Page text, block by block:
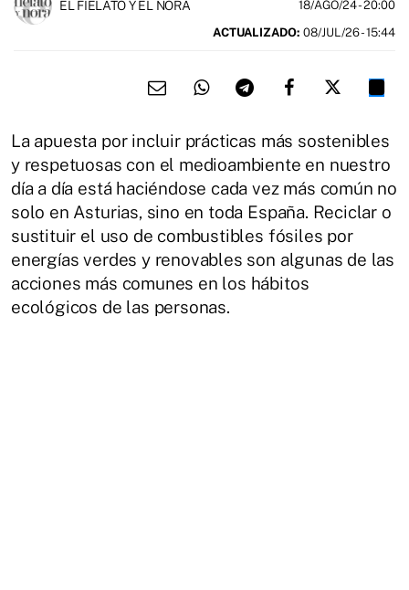
EL FIELATO Y EL NORA 18/AGO/24- 20:00
ACTUALIZADO: 08/JUL/26 - 15:44
La apuesta por incluir prácticas más sostenibles
y respetuosas con el medioambiente en nuestro
día a día está haciéndose cada vez más común no
solo en Asturias, sino en toda España. Reciclar o
sustituir el uso de combustibles fósiles por
energías verdes y renovables son algunas de las
acciones más comunes en los hábitos
ecológicos de las personas.